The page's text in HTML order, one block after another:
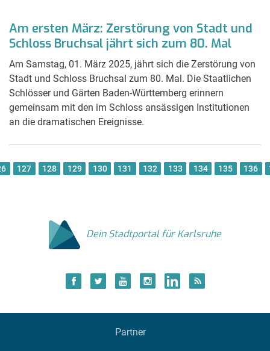
Am ersten März: Zerstörung von Stadt und
Schloss Bruchsal jährt sich zum 80. Mal
Am Samstag, 01. März 2025, jährt sich die Zerstörung von
Stadt und Schloss Bruchsal zum 80. Mal. Die Staatlichen
Schlösser und Gärten Baden-Württemberg erinnern
gemeinsam mit den im Schloss ansässigen Institutionen
an die dramatischen Ereignisse.
127 128 129 130 131 132 133 134 135 136
Dein Stadtportal für Karlsruhe
Partner